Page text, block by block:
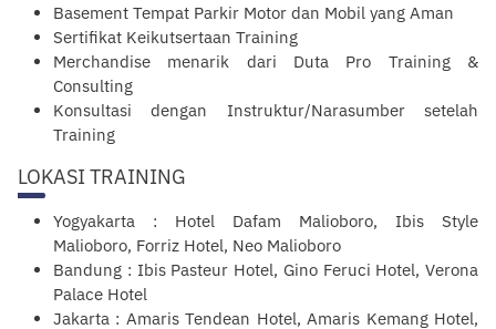
Basement Tempat Parkir Motor dan Mobil yang Aman
Sertifikat Keikutsertaan Training
Merchandise menarik dari Duta Pro Training &
Consulting
Konsultasi dengan Instruktur/Narasumber setelah
Training
LOKASI TRAINING
Yogyakarta : Hotel Dafam Malioboro, Ibis Style
Malioboro, Forriz Hotel, Neo Malioboro
Bandung : Ibis Pasteur Hotel, Gino Feruci Hotel, Verona
Palace Hotel
Jakarta : Amaris Tendean Hotel, Amaris Kemang Hotel,